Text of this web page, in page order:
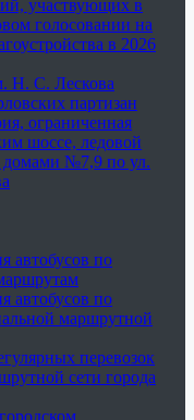
участвующих в
голосовании на
в 2026
Н. С. Лескова
партизан
ограниченная
шоссе, ледовой
домами №7,9 по ул.
автобусов по
автобусов по
маршрутной
перевозок
сети города